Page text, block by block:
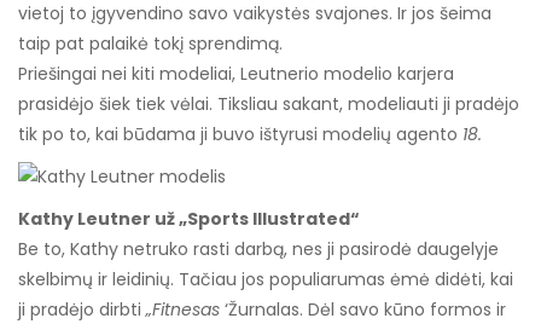
vietoj to įgyvendino savo vaikystės svajones. Ir jos šeima
taip pat palaikė tokį sprendimą.
Priešingai nei kiti modeliai, Leutnerio modelio karjera
prasidėjo šiek tiek vėlai. Tiksliau sakant, modeliauti ji pradėjo
tik po to, kai būdama ji buvo ištyrusi modelių agento 18.
Kathy Leutner už „Sports Illustrated“
Be to, Kathy netruko rasti darbą, nes ji pasirodė daugelyje
skelbimų ir leidinių. Tačiau jos populiarumas ėmė didėti, kai
ji pradėjo dirbti„Fitnesas ‘Žurnalas. Dėl savo kūno formos ir